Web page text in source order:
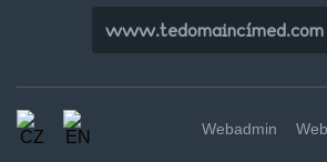
Webadmin